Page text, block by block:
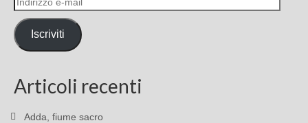
e-
mail
Iscriviti
Articoli recenti
Adda, fiume sacro